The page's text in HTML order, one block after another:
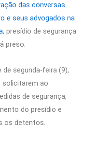
das conversas
e seus advogados na
, presídio de segurança
preso.
segunda-feira (9),
solicitarem ao
de segurança,
do presídio e
os detentos.